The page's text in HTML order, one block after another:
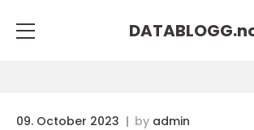
DATABLOGG.
09. October 2023 by admin